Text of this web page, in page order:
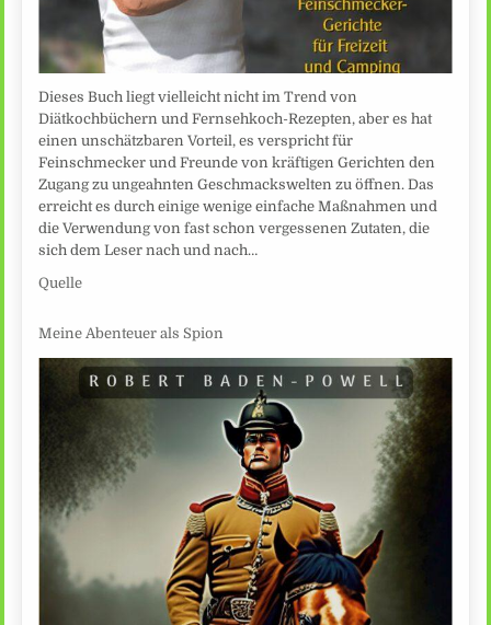
Dieses Buch liegt vielleicht nicht im Trend von
Diätkochbüchern und Fernsehkoch-Rezepten, aber es hat
einen unschätzbaren Vorteil, es verspricht für
Feinschmecker und Freunde von kräftigen Gerichten den
Zugang zu ungeahnten Geschmackswelten zu öffnen. Das
erreicht es durch einige wenige einfache Maßnahmen und
die Verwendung von fast schon vergessenen Zutaten, die
sich dem Leser nach und nach…
Quelle
Meine Abenteuer als Spion